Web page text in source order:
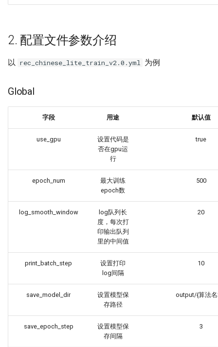
SPIN
ParseQ
2. 配置文件参数介绍
以 rec_chinese_lite_train_v2.0.yml 为例
Global
字段 用途 默认值
use_gpu
设置代码是
否在gpu运
行
true
epoch_num
最大训练
epoch数
500
log_smooth_window
log队列长
度，每次打
印输出队列
里的中间值
20
print_batch_step
设置打印
log间隔
10
save_model_dir
设置模型保
存路径
output/{算法
save_epoch_step
设置模型保
存间隔
3